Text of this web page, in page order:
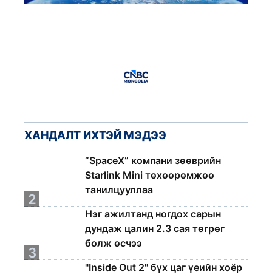
ХАНДАЛТ ИХТЭЙ МЭДЭЭ
“SpaceX” компани зөөврийн
Starlink Mini төхөөрөмжөө
танилцууллаа
2
Нэг ажилтанд ногдох сарын
дундаж цалин 2.3 сая төгрөг
болж өсчээ
3
"Inside Out 2" бүх цаг үеийн хоёр